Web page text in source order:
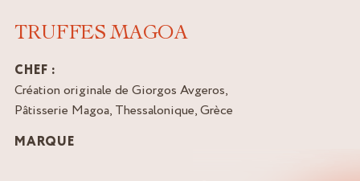
TRUFFES MAGOA
CHEF :
Création originale de Giorgos Avgeros,
Pâtisserie Magoa, Thessalonique, Grèce
MARQUE